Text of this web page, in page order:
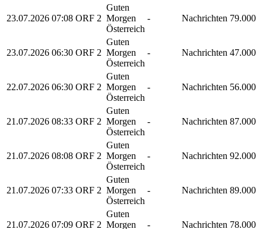
23.07.2026 07:08 ORF 2
Guten
Morgen
Österreich
- Nachrichten 79.000
23.07.2026 06:30 ORF 2
Guten
Morgen
Österreich
- Nachrichten 47.000
22.07.2026 06:30 ORF 2
Guten
Morgen
Österreich
- Nachrichten 56.000
21.07.2026 08:33 ORF 2
Guten
Morgen
Österreich
- Nachrichten 87.000
21.07.2026 08:08 ORF 2
Guten
Morgen
Österreich
- Nachrichten 92.000
21.07.2026 07:33 ORF 2
Guten
Morgen
Österreich
- Nachrichten 89.000
21.07.2026 07:09 ORF 2
Guten
Morgen
- Nachrichten 78.000